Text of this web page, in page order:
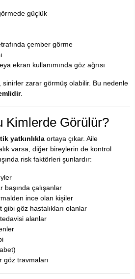
güçlük
çember görme
ekran kullanımında göz ağrısı
sinirler zarar görmüş olabilir. Bu nedenle
.
Kimlerde Görülür?
yatkınlıkla ortaya çıkar. Aile
varsa, diğer bireylerin de kontrol
risk faktörleri şunlardır:
başında çalışanlar
ince olan kişiler
göz hastalıkları olanlar
alanlar
göz travmaları